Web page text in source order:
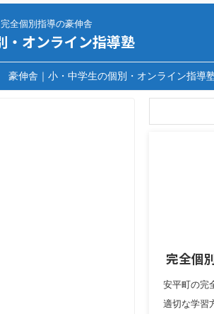
全個別指導の豪伸舎
・オンライン指導塾
豪伸舎｜小・中学生の個別・オンライン指導
完全個
安平町の完
適切な学習